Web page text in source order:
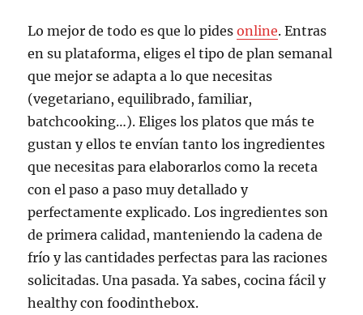
Lo mejor de todo es que lo pidesonline. Entras
en su plataforma, eliges el tipo de plan semanal
que mejor se adapta a lo que necesitas
(vegetariano, equilibrado, familiar,
batchcooking…). Eliges los platos que más te
gustan y ellos te envían tanto los ingredientes
que necesitas para elaborarlos como la receta
con el paso a paso muy detallado y
perfectamente explicado. Los ingredientes son
de primera calidad, manteniendo la cadena de
frío y las cantidades perfectas para las raciones
solicitadas. Una pasada. Ya sabes, cocina fácil y
healthy con foodinthebox.